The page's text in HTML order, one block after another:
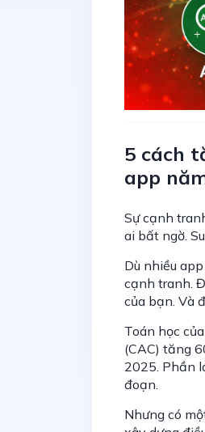
5 cách
app
Sự cạnh
ai bất ngờ.
Dù nhiều
cạnh tranh.
của bạn. Và
Toán học
(CAC) tăng
2025. Phần
đoạn.
Nhưng có